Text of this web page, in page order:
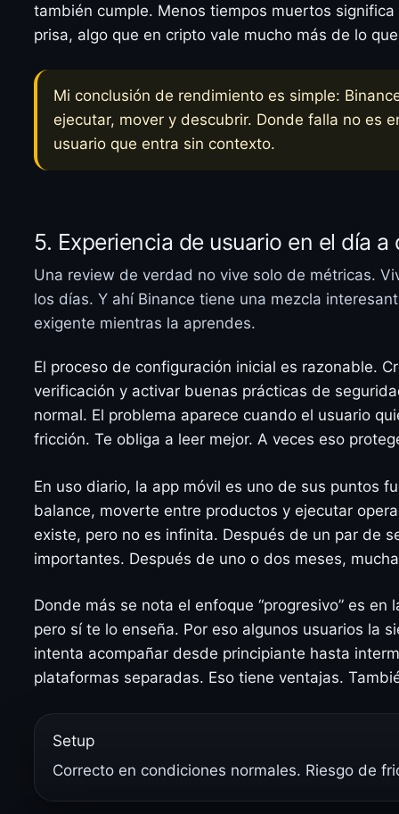
también cumple. Menos tiempos muertos
prisa, algo que en cripto vale mucho más de lo
Mi conclusión de rendimiento es simple:
ejecutar, mover y descubrir. Donde falla no es
usuario que entra sin contexto.
5. Experiencia de usuario en el día a
Una review de verdad no vive solo de métricas.
los días. Y ahí Binance tiene una mezcla
exigente mientras la aprendes.
El proceso de configuración inicial es razonable.
verificación y activar buenas prácticas de
normal. El problema aparece cuando el usuario
fricción. Te obliga a leer mejor. A veces eso
En uso diario, la app móvil es uno de sus puntos
balance, moverte entre productos y ejecutar
existe, pero no es infinita. Después de un par de
importantes. Después de uno o dos meses,
Donde más se nota el enfoque “progresivo” es
pero sí te lo enseña. Por eso algunos usuarios la
intenta acompañar desde principiante hasta
plataformas separadas. Eso tiene ventajas.
Setup
Correcto en condiciones normales. Riesgo de